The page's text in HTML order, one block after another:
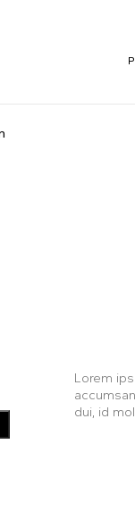
Lorem
dui, id